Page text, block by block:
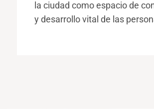
la ciudad como espacio de
y desarrollo vital de las